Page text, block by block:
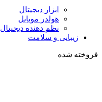
ابزار دیجیتال
هولدر موبایل
نظم دهنده دیجیتال
زیبایی و سلامت
فروخته شده